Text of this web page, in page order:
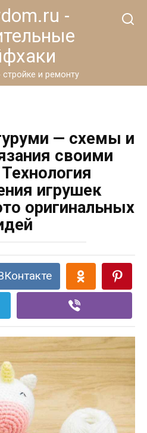
-
и ремонту
— схемы и
своими
игрушек
оригинальных